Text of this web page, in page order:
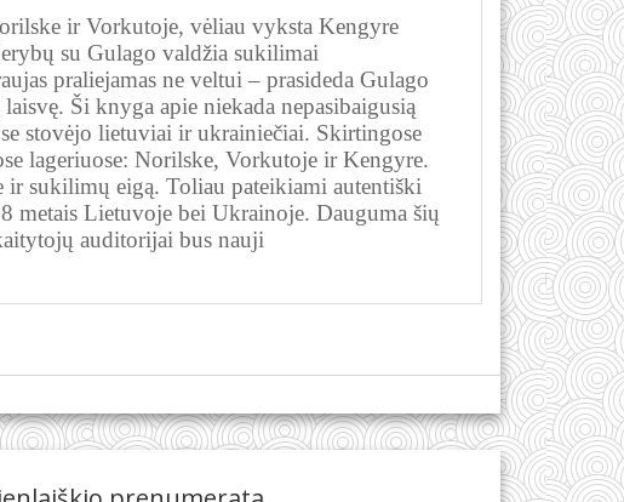
ir Vorkutoje, vėliau vyksta Kengyre
su Gulago valdžia sukilimai
praliejamas ne veltui – prasideda Gulago
Ši knyga apie niekada nepasibaigusią
stovėjo lietuviai ir ukrainiečiai. Skirtingose
lageriuose: Norilske, Vorkutoje ir Kengyre.
ir sukilimų eigą. Toliau pateikiami autentiški
Lietuvoje bei Ukrainoje. Dauguma šių
auditorijai bus nauji